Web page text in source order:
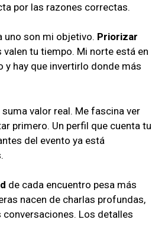
por las razones correctas.
uno son mi objetivo. Priorizar
tu tiempo. Mi norte está en
y hay que invertirlo donde más
valor real. Me fascina ver
primero. Un perfil que cuenta tu
del evento ya está
de cada encuentro pesa más
nacen de charlas profundas,
Los detalles